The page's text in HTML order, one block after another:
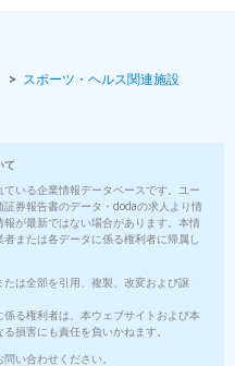
スポーツ・ヘルス関連施設
て
いる企業情報データベースです。ユー
券報告書のデータ・dodaの求人より情
が最新ではない場合があります。本情
または各データに係る権利者に帰属し
は全部を引用、複製、改変および譲
る権利者は、本ウェブサイトおよび本
損害にも責任を負いかねます。
い合わせください。